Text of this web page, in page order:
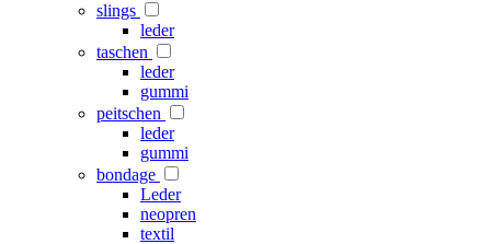
slings
leder
taschen
leder
gummi
peitschen
leder
gummi
bondage
Leder
neopren
textil